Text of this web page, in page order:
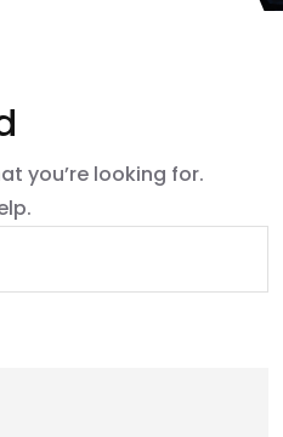
you’re looking for.